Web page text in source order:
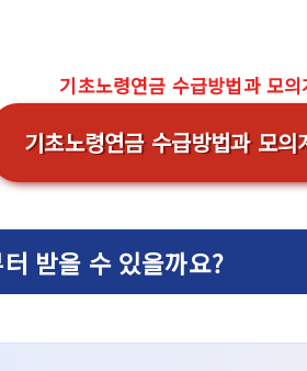
기초노령연금 수급방법과 모의
기초노령연금 수급방법과 모의
받을 수 있을까요?